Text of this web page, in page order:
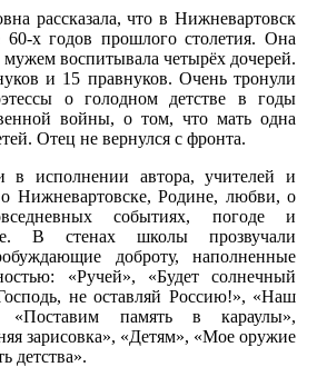
рассказала, что в Нижневартовск
60-х годов прошлого столетия. Она
мужем воспитывала четырёх дочерей.
и 15 правнуков. Очень тронули
о голодном детстве в годы
войны, о том, что мать одна
Отец не вернулся с фронта.
в исполнении автора, учителей и
Нижневартовске, Родине, любви, о
событиях, погоде и
В стенах школы прозвучали
доброту, наполненные
«Ручей», «Будет солнечный
не оставляй Россию!», «Наш
«Поставим память в караулы»,
зарисовка», «Детям», «Мое оружие
детства».